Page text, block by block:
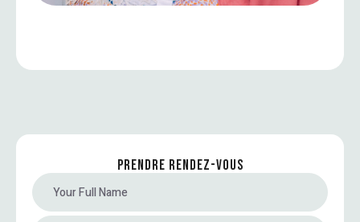
PRENDRE RENDEZ-VOUS